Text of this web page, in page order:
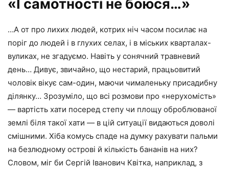
«І самотності не боюся…»
…А от про лихих людей, котрих ніч часом посилає на
поріг до людей і в глухих селах, і в міських кварталах-
вуликах, не згадуємо. Навіть у сонячний травневий
день… Дивує, звичайно, що нестарий, працьовитий
чоловік вікує сам-один, маючи чималеньку присадибну
ділянку… Зрозуміло, що всі розмови про «нерухомість»
— вартість хати посеред степу чи площу оброблюваної
землі біля такої хати — в цій ситуації видаються доволі
смішними. Хіба комусь спаде на думку рахувати пальми
на безлюдному острові й кількість бананів на них?
Словом, міг би Сергій Іванович Квітка, наприклад, з